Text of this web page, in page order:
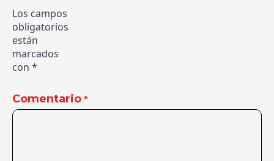
Los campos
obligatorios
están
marcados
con *
Comentario *